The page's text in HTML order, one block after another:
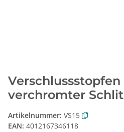
verchromter
Artikelnummer: VS15
EAN: 4012167346118